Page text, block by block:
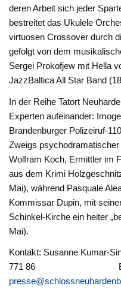
deren Arbeit sich jeder
bestreitet das Ukulele
virtuosen Crossover durch
gefolgt von dem
Sergei Prokofjew mit Hella
JazzBaltica All Star Band
In der Reihe Tatort
Experten aufeinander:
Brandenburger Polizeiruf-
Zweigs
Wolfram Koch, Ermittler im
aus dem Krimi
Mai), während Pasquale
Kommissar Dupin, mit
Schinkel-Kirche ein heiter
Mai).
Kontakt: Susanne Kumar-
771 86 E-